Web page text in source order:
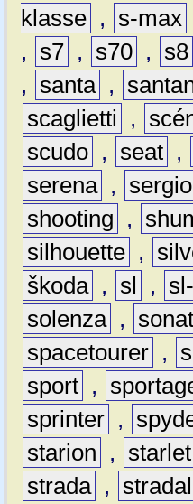
klasse , s-max
,
s7 , s70 , s8
,
santa ,
scaglietti
,
scudo , seat ,
serena , sergio
shooting
,
silhouette ,
škoda , sl ,
solenza ,
spacetourer ,
sport ,
sprinter ,
starion
, starlet
strada ,